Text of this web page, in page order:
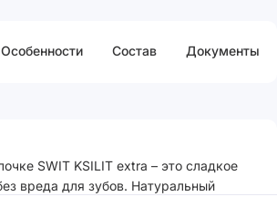
Особенности Cостав Документы
SWIT KSILIT extra – это сладкое
вреда для зубов. Натуральный